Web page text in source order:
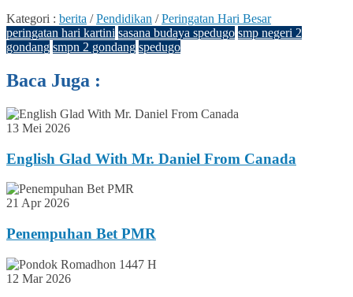
Kategori : berita /Pendidikan /Peringatan Hari Besar
peringatan hari kartini sasana budaya spedugo smp negeri 2
gondang smpn 2 gondang spedugo
Baca Juga :
13 Mei 2026
English Glad With Mr. Daniel From Canada
21 Apr 2026
Penempuhan Bet PMR
12 Mar 2026